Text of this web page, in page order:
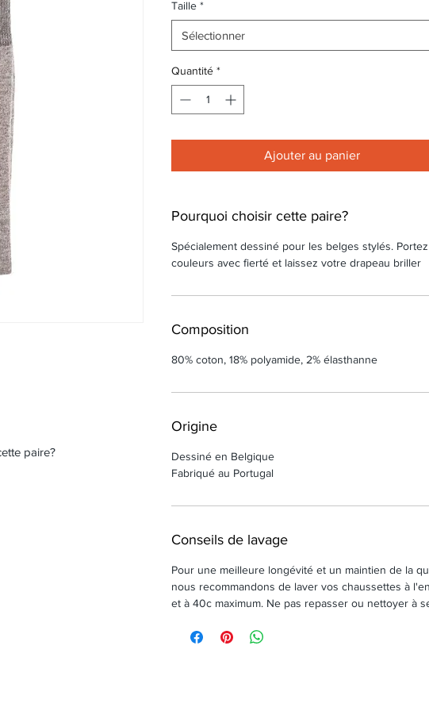
paire?
Taille *
Sélectionner
Quantité *
Ajouter au panier
Pourquoi choisir cette paire?
Spécialement dessiné pour les belges stylés.
couleurs avec fierté et laissez votre drapeau briller
Composition
80% coton, 18% polyamide, 2% élasthanne
Origine
Dessiné en Belgique
Fabriqué au Portugal
Conseils de lavage
Pour une meilleure longévité et un maintien de la
nous recommandons de laver vos chaussettes à
et à 40c maximum. Ne pas repasser ou nettoyer à